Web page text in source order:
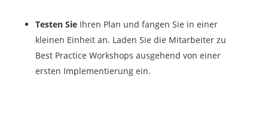
Testen SieIhren Plan und fangen Sie in einer
kleinen Einheit an. Laden Sie die Mitarbeiter zu
Best Practice Workshops ausgehend von einer
ersten Implementierung ein.